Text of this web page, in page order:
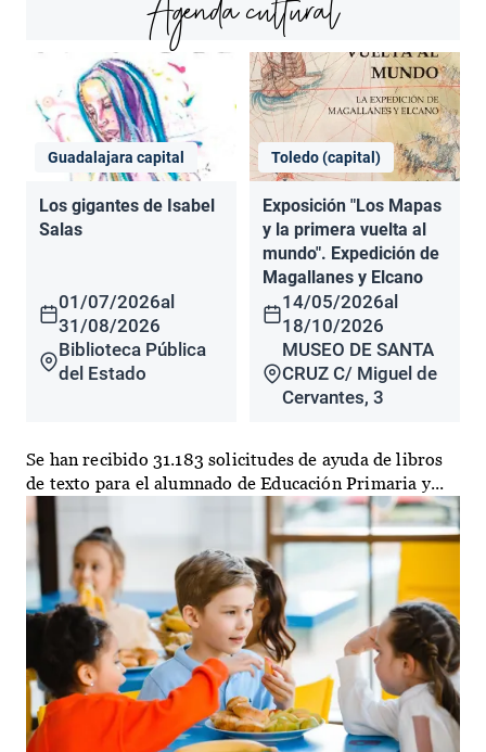
Agenda cultural
Guadalajara capital
Los gigantes de Isabel
Salas
01/07/2026al
31/08/2026
Biblioteca Pública
del Estado
Toledo (capital)
Exposición "Los Mapas
y la primera vuelta al
mundo". Expedición de
Magallanes y Elcano
14/05/2026al
18/10/2026
MUSEO DE SANTA
CRUZ C/ Miguel de
Cervantes, 3
Se han recibido 31.183 solicitudes de ayuda de libros
de texto para el alumnado de Educación Primaria y...